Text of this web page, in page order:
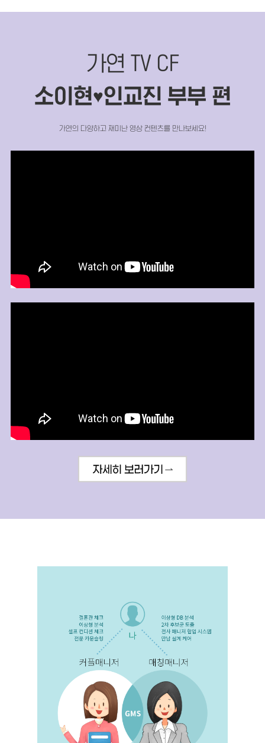
가연 TV CF
소이현♥인교진 부부 편
가연의 다양하고 재미난 영상 컨텐츠를 만나보세요!